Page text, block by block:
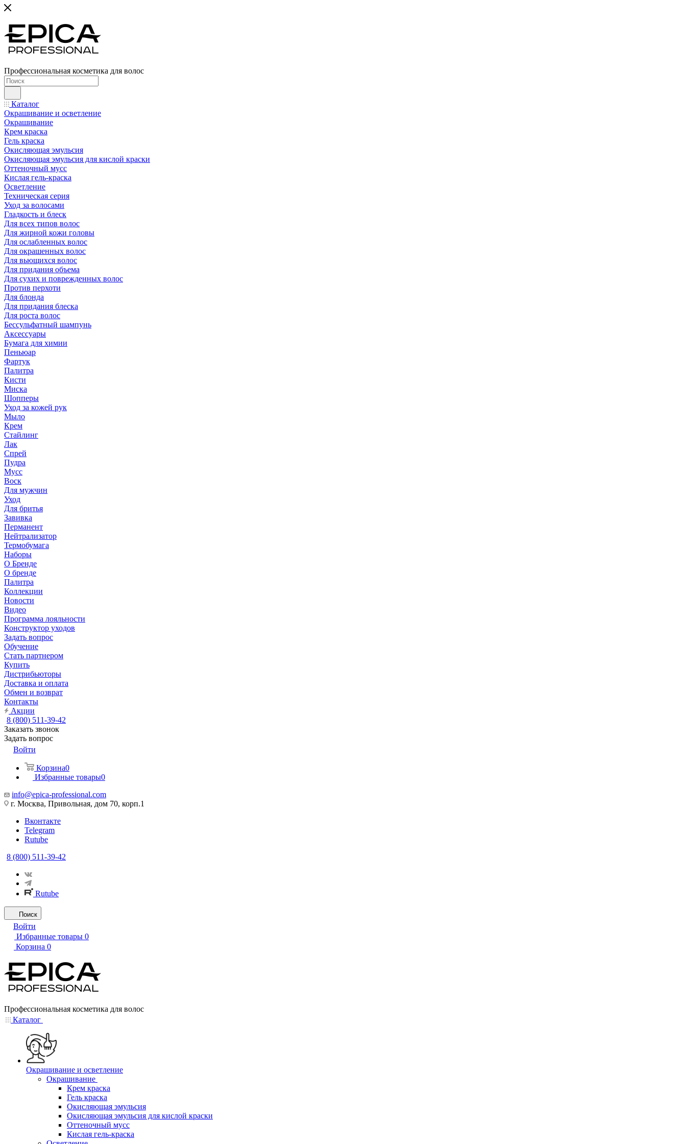
Профессиональная косметика для волос
Каталог
Окрашивание и осветление
Окрашивание
Крем краска
Гель краска
Окисляющая эмульсия
Окисляющая эмульсия для кислой краски
Оттеночный мусс
Кислая гель-краска
Осветление
Техническая серия
Уход за волосами
Гладкость и блеск
Для всех типов волос
Для жирной кожи головы
Для ослабленных волос
Для окрашенных волос
Для вьющихся волос
Для придания объема
Для сухих и поврежденных волос
Против перхоти
Для блонда
Для придания блеска
Для роста волос
Бессульфатный шампунь
Аксессуары
Бумага для химии
Пеньюар
Фартук
Палитра
Кисти
Миска
Шопперы
Уход за кожей рук
Мыло
Крем
Стайлинг
Лак
Спрей
Пудра
Мусс
Воск
Для мужчин
Уход
Для бритья
Завивка
Перманент
Нейтрализатор
Термобумага
Наборы
О Бренде
О бренде
Палитра
Коллекции
Новости
Видео
Программа лояльности
Конструктор уходов
Задать вопрос
Обучение
Стать партнером
Купить
Дистрибьюторы
Доставка и оплата
Обмен и возврат
Контакты
Акции
8 (800) 511-39-42
Заказать звонок
Задать вопрос
Войти
Корзина0
Избранные товары0
info@epica-professional.com
г. Москва, Привольная, дом 70, корп.1
Вконтакте
Telegram
Rutube
8 (800) 511-39-42
Rutube
Поиск
Войти
Избранные товары 0
Корзина 0
Профессиональная косметика для волос
Каталог
Окрашивание и осветление
Окрашивание
Крем краска
Гель краска
Окисляющая эмульсия
Окисляющая эмульсия для кислой краски
Оттеночный мусс
Кислая гель-краска